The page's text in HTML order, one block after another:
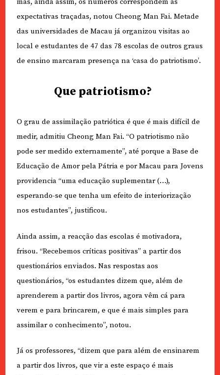
mas, ainda assim, os números correspondem às
expectativas traçadas, notou Cheong Man Fai. Metade
das universidades de Macau já organizou visitas ao
local e estudantes de 47 das 78 escolas de outros graus
de ensino marcaram presença na ‘casa do patriotismo’.
Que patriotismo?
O grau de assimilação patriótica é que é mais difícil de
medir, admitiu Cheong Man Fai. “O patriotismo não
pode ser medido externamente”, até porque a Base de
Educação de Amor pela Pátria e por Macau para Jovens
providencia “uma educação suplementar (…),
esperando-se que tenha um efeito de interiorização
nos estudantes”, justificou.
Ainda assim, a reacção das escolas é motivadora,
frisou. “Recebemos críticas positivas” a partir dos
questionários enviados. Nas respostas aos
questionários, “os estudantes dizem que, além de
aprenderem a partir dos livros, agora vêm cá para
verem e para brincarem, e que é mais simples para
assimilar o conhecimento”, notou.
Já os professores, “dizem que para além de ensinarem
a partir dos livros, que vir a este espaço é mais